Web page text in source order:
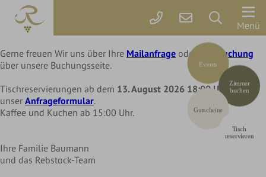
Liebe Rebstock Gäste,
wir machen eine kleine Pause im Hotel und Restaurant
bis Mittwoch, 12. August 2026
Gerne freuen Wir uns über Ihre Mailanfrage oder Ihre
Buchung
über unsere Buchungsseite.
Tischreservierungen ab dem 13. August 2026 18:00 Uhr über
unser Anfrageformular.
Kaffee und Kuchen ab 15:00 Uhr.
Ihre Familie Baumann
und das Rebstock-Team
Menü
Events
Zimmer
buchen
Gutscheine
Tisch
reservieren
Der
Rebstock
&
Preise
buchen